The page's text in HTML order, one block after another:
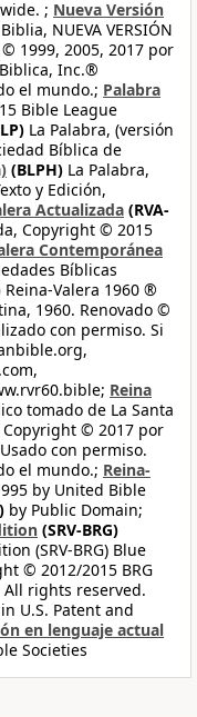
; Nueva Versión
NUEVA VERSIÓN
1999, 2005, 2017 por
Inc.®
el mundo.; Palabra
Bible League
La Palabra, (versión
Bíblica de
(BLPH) La Palabra,
y Edición,
Actualizada (RVA-
Copyright © 2015
Contemporánea
Bíblicas
Reina-Valera 1960 ®
1960. Renovado ©
con permiso. Si
Reina
tomado de La Santa
Copyright © 2017 por
con permiso.
el mundo.; Reina-
by United Bible
by Public Domain;
(SRV-BRG)
(SRV-BRG) Blue
© 2012/2015 BRG
rights reserved.
U.S. Patent and
en lenguaje actual
Societies